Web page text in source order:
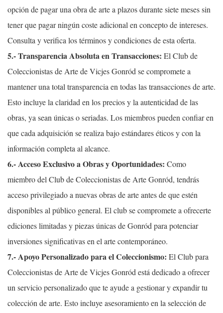
opción de pagar una obra de arte a plazos durante siete meses sin
tener que pagar ningún coste adicional en concepto de intereses.
Consulta y verifica los términos y condiciones de esta oferta.
5.- Transparencia Absoluta en Transacciones: El Club de
Coleccionistas de Arte de Vicjes Gonród se compromete a
mantener una total transparencia en todas las transacciones de arte.
Esto incluye la claridad en los precios y la autenticidad de las
obras, ya sean únicas o seriadas. Los miembros pueden confiar en
que cada adquisición se realiza bajo estándares éticos y con la
información completa al alcance.
6.- Acceso Exclusivo a Obras y Oportunidades: Como
miembro del Club de Coleccionistas de Arte Gonród, tendrás
acceso privilegiado a nuevas obras de arte antes de que estén
disponibles al público general. El club se compromete a ofrecerte
ediciones limitadas y piezas únicas de Gonród para potenciar
inversiones significativas en el arte contemporáneo.
7.- Apoyo Personalizado para el Coleccionismo: El Club para
Coleccionistas de Arte de Vicjes Gonród está dedicado a ofrecer
un servicio personalizado que te ayude a gestionar y expandir tu
colección de arte. Esto incluye asesoramiento en la selección de